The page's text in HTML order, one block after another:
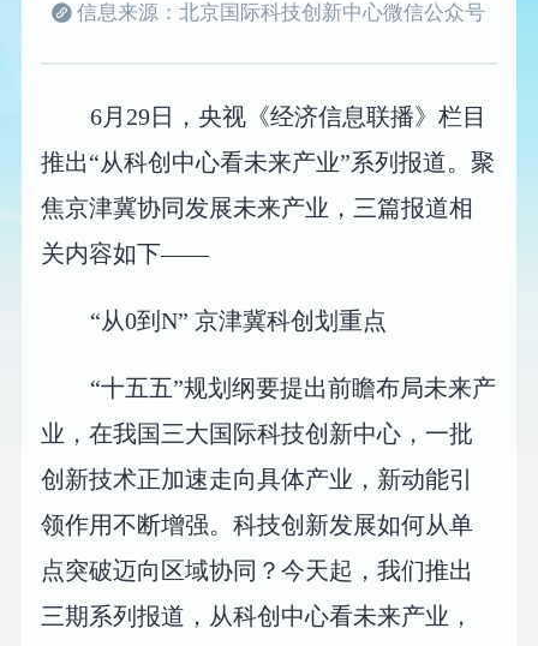
信息来源：北京国际科技创新中心微信公众号
6月29日，央视《经济信息联播》栏目
推出“从科创中心看未来产业”系列报道。聚
焦京津冀协同发展未来产业，三篇报道相
关内容如下——
“从0到N” 京津冀科创划重点
“十五五”规划纲要提出前瞻布局未来产
业，在我国三大国际科技创新中心，一批
创新技术正加速走向具体产业，新动能引
领作用不断增强。科技创新发展如何从单
点突破迈向区域协同？今天起，我们推出
三期系列报道，从科创中心看未来产业，